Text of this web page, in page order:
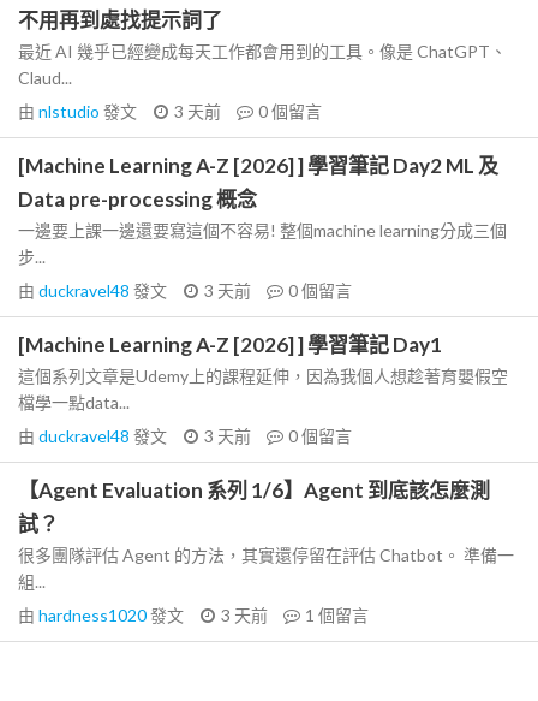
不用再到處找提示詞了
最近 AI 幾乎已經變成每天工作都會用到的工具。像是 ChatGPT、
Claud...
由 nlstudio 發文 3 天前 0個留言
[Machine Learning A-Z [2026] ] 學習筆記 Day2 ML 及
Data pre-processing 概念
一邊要上課一邊還要寫這個不容易! 整個machine learning分成三個
步...
由 duckravel48 發文 3 天前 0個留言
[Machine Learning A-Z [2026] ] 學習筆記 Day1
這個系列文章是Udemy上的課程延伸，因為我個人想趁著育嬰假空
檔學一點data...
由 duckravel48 發文 3 天前 0個留言
【Agent Evaluation 系列 1/6】Agent 到底該怎麼測
試？
很多團隊評估 Agent 的方法，其實還停留在評估 Chatbot。 準備一
組...
由 hardness1020發文 3 天前 1 個留言